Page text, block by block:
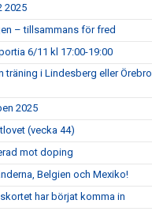
2025
– tillsammans för fred
6/11 kl 17:00-19:00
träning i Lindesberg eller Örebro
2025
(vecka 44)
mot doping
Belgien och Mexiko!
har börjat komma in